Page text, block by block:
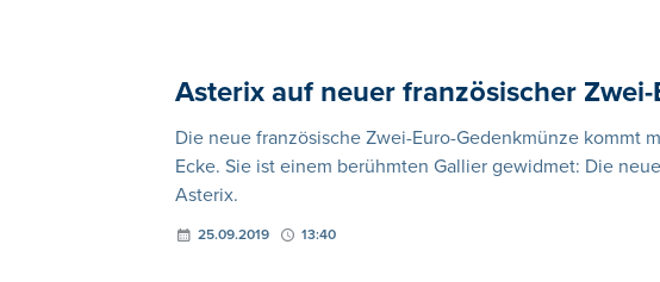
Asterix auf neuer französischer
Die neue französische Zwei-Euro-Gedenkmünze kommt
Ecke. Sie ist einem berühmten Gallier gewidmet: Die
Asterix.
25.09.2019 13:40